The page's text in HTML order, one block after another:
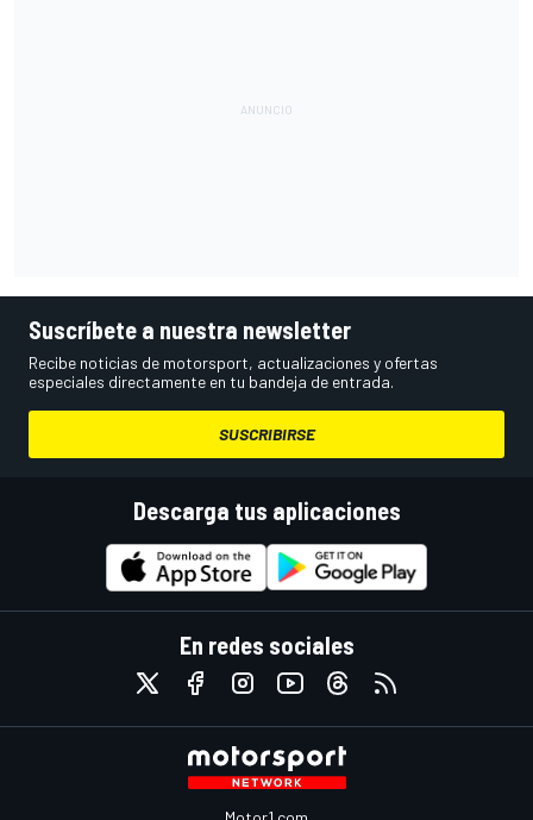
Suscríbete a nuestra newsletter
Recibe noticias de motorsport, actualizaciones y ofertas
especiales directamente en tu bandeja de entrada.
SUSCRIBIRSE
Descarga tus aplicaciones
En redes sociales